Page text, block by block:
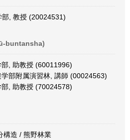
部, 教授 (20024531)
buntansha)
, 助教授 (60011996)
部附属演習林, 講師 (00024563)
, 助教授 (70024578)
構造 / 熊野林業